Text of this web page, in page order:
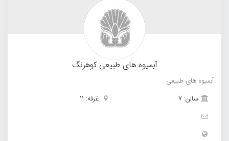
آبمیوه های طبیعی کوهرنگ
آبمیوه های طبیعی
سالن: 7
غرفه: 11